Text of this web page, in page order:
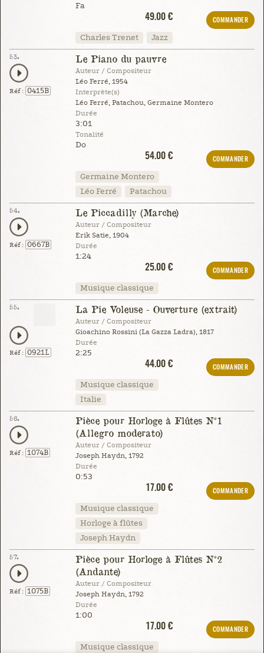
Fa
49.00 €
COMMANDER
Charles Trenet Jazz
53.
Réf : 0415B
Le Piano du pauvre
Auteur / Compositeur
Léo Ferré, 1954
Interprète(s)
Léo Ferré, Patachou, Germaine Montero
Durée
3:01
Tonalité
Do
54.00 €
COMMANDER
Germaine Montero
Léo Ferré
Patachou
54.
Réf : 0667B
Le Piccadilly (Marche)
Auteur / Compositeur
Erik Satie, 1904
Durée
1:24
25.00 €
COMMANDER
Musique classique
55.
Réf : 0921L
La Pie Voleuse - Ouverture (extrait)
Auteur / Compositeur
Gioachino Rossini (La Gazza Ladra), 1817
Durée
2:25
44.00 €
COMMANDER
Musique classique
Italie
56.
Réf : 1074B
Pièce pour Horloge à Flûtes N°1
(Allegro moderato)
Auteur / Compositeur
Joseph Haydn, 1792
Durée
0:53
17.00 €
COMMANDER
Musique classique
Horloge à flûtes
Joseph Haydn
57.
Réf : 1075B
Pièce pour Horloge à Flûtes N°2
(Andante)
Auteur / Compositeur
Joseph Haydn, 1792
Durée
1:00
17.00 €
COMMANDER
Musique classique